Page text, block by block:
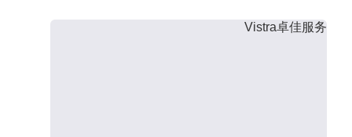
Vistra卓佳服务